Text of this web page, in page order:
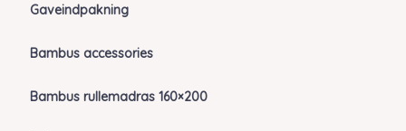
Gaveindpakning
Bambus accessories
Bambus rullemadras 160×200